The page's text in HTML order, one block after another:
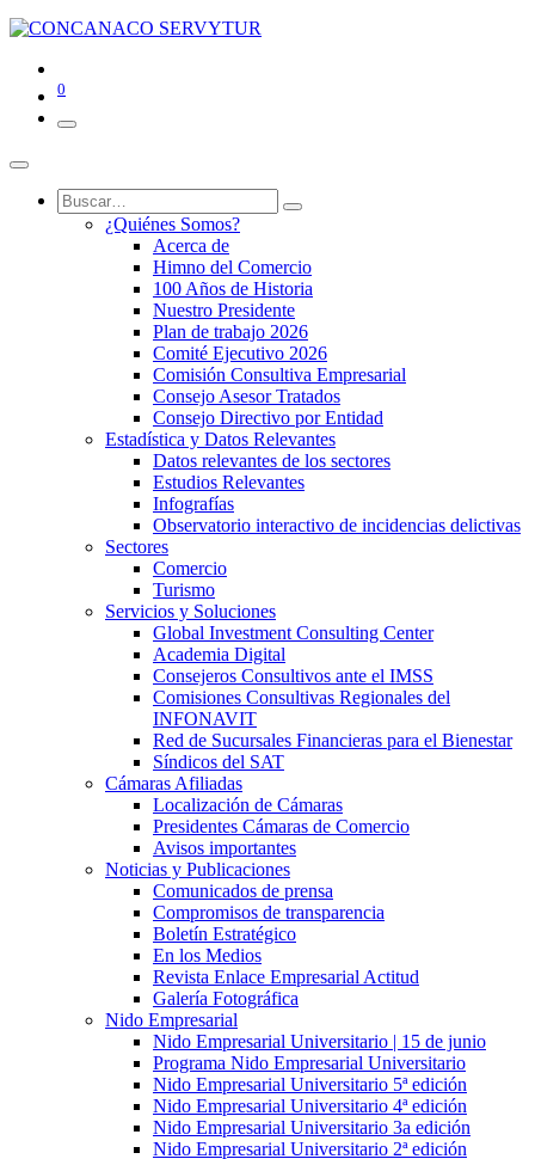
0
¿Quiénes Somos?
Acerca de
Himno del Comercio
100 Años de Historia
Nuestro Presidente
Plan de trabajo 2026
Comité Ejecutivo 2026
Comisión Consultiva Empresarial
Consejo Asesor Tratados
Consejo Directivo por Entidad
Estadística y Datos Relevantes
Datos relevantes de los sectores
Estudios Relevantes
Infografías
Observatorio interactivo de incidencias delictivas
Sectores
Comercio
Turismo
Servicios y Soluciones
Global Investment Consulting Center
Academia Digital
Consejeros Consultivos ante el IMSS
Comisiones Consultivas Regionales del
INFONAVIT
Red de Sucursales Financieras para el Bienestar
Síndicos del SAT
Cámaras Afiliadas
Localización de Cámaras
Presidentes Cámaras de Comercio
Avisos importantes
Noticias y Publicaciones
Comunicados de prensa
Compromisos de transparencia
Boletín Estratégico
En los Medios
Revista Enlace Empresarial Actitud
Galería Fotográfica
Nido Empresarial
Nido Empresarial Universitario | 15 de junio
Programa Nido Empresarial Universitario
Nido Empresarial Universitario 5ª edición
Nido Empresarial Universitario 4ª edición
Nido Empresarial Universitario 3a edición
Nido Empresarial Universitario 2ª edición